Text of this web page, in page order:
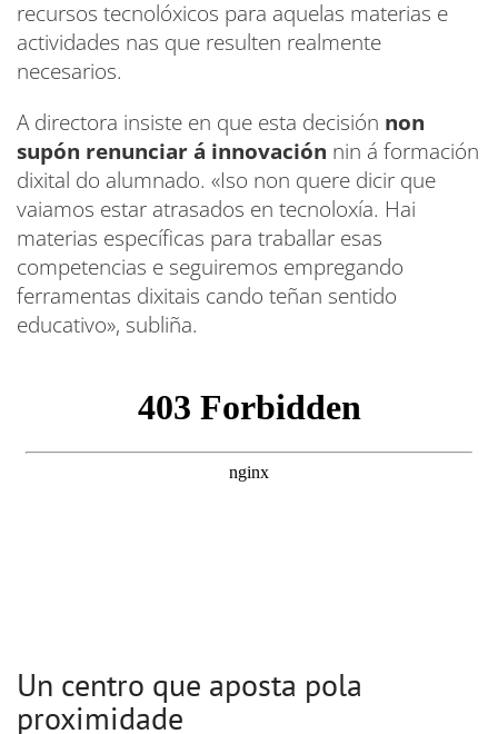
recursos tecnolóxicos para aquelas materias e
actividades nas que resulten realmente
necesarios.
A directora insiste en que esta decisión non
supón renunciar á innovación nin á formación
dixital do alumnado. «Iso non quere dicir que
vaiamos estar atrasados en tecnoloxía. Hai
materias específicas para traballar esas
competencias e seguiremos empregando
ferramentas dixitais cando teñan sentido
educativo», subliña.
Un centro que aposta pola
proximidade